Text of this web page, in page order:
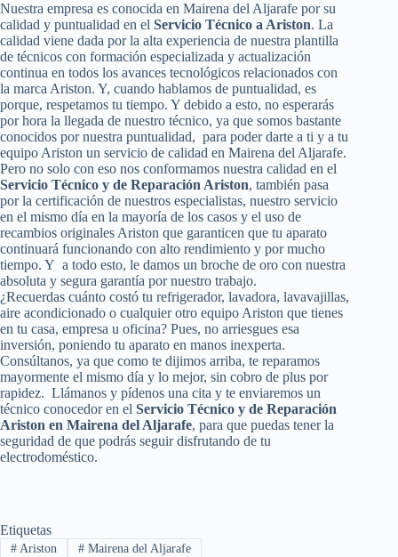
Nuestra empresa es conocida en Mairena del Aljarafe por su
calidad y puntualidad en el Servicio Técnico a Ariston. La
calidad viene dada por la alta experiencia de nuestra plantilla
de técnicos con formación especializada y actualización
continua en todos los avances tecnológicos relacionados con
la marca Ariston. Y, cuando hablamos de puntualidad, es
porque, respetamos tu tiempo. Y debido a esto, no esperarás
por hora la llegada de nuestro técnico, ya que somos bastante
conocidos por nuestra puntualidad, para poder darte a ti y a tu
equipo Ariston un servicio de calidad en Mairena del Aljarafe.
Pero no solo con eso nos conformamos nuestra calidad en el
Servicio Técnico y de Reparación Ariston, también pasa
por la certificación de nuestros especialistas, nuestro servicio
en el mismo día en la mayoría de los casos y el uso de
recambios originales Ariston que garanticen que tu aparato
continuará funcionando con alto rendimiento y por mucho
tiempo. Y a todo esto, le damos un broche de oro con nuestra
absoluta y segura garantía por nuestro trabajo.
¿Recuerdas cuánto costó tu refrigerador, lavadora, lavavajillas,
aire acondicionado o cualquier otro equipo Ariston que tienes
en tu casa, empresa u oficina? Pues, no arriesgues esa
inversión, poniendo tu aparato en manos inexperta.
Consúltanos, ya que como te dijimos arriba, te reparamos
mayormente el mismo día y lo mejor, sin cobro de plus por
rapidez. Llámanos y pídenos una cita y te enviaremos un
técnico conocedor en el Servicio Técnico y de Reparación
Ariston en Mairena del Aljarafe, para que puedas tener la
seguridad de que podrás seguir disfrutando de tu
electrodoméstico.
Etiquetas
#Ariston #Mairena del Aljarafe